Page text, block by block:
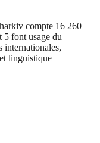
compte 16 260
5 font usage du
internationales,
linguistique